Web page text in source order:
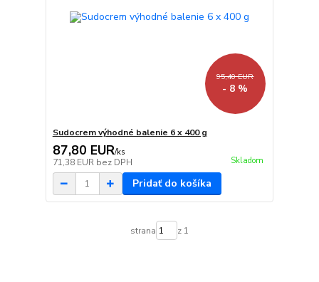
95,40 EUR
- 8 %
Sudocrem výhodné balenie 6 x 400 g
87,80 EUR/ks
71,38 EUR bez DPH Skladom
Pridať do košíka
strana z 1